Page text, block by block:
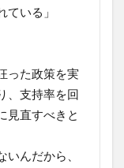
ている」
った政策を実
、支持率を回
見直すべきと
んだから、